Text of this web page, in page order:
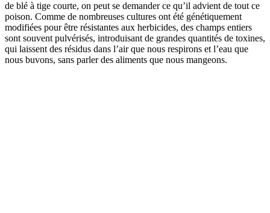
de blé à tige courte, on peut se demander ce qu’il advient de tout ce
poison. Comme de nombreuses cultures ont été génétiquement
modifiées pour être résistantes aux herbicides, des champs entiers
sont souvent pulvérisés, introduisant de grandes quantités de toxines,
qui laissent des résidus dans l’air que nous respirons et l’eau que
nous buvons, sans parler des aliments que nous mangeons.